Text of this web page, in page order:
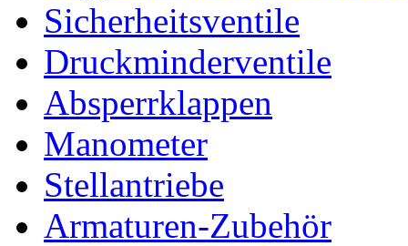
Sicherheitsventile
Druckminderventile
Absperrklappen
Manometer
Stellantriebe
Armaturen-Zubehör